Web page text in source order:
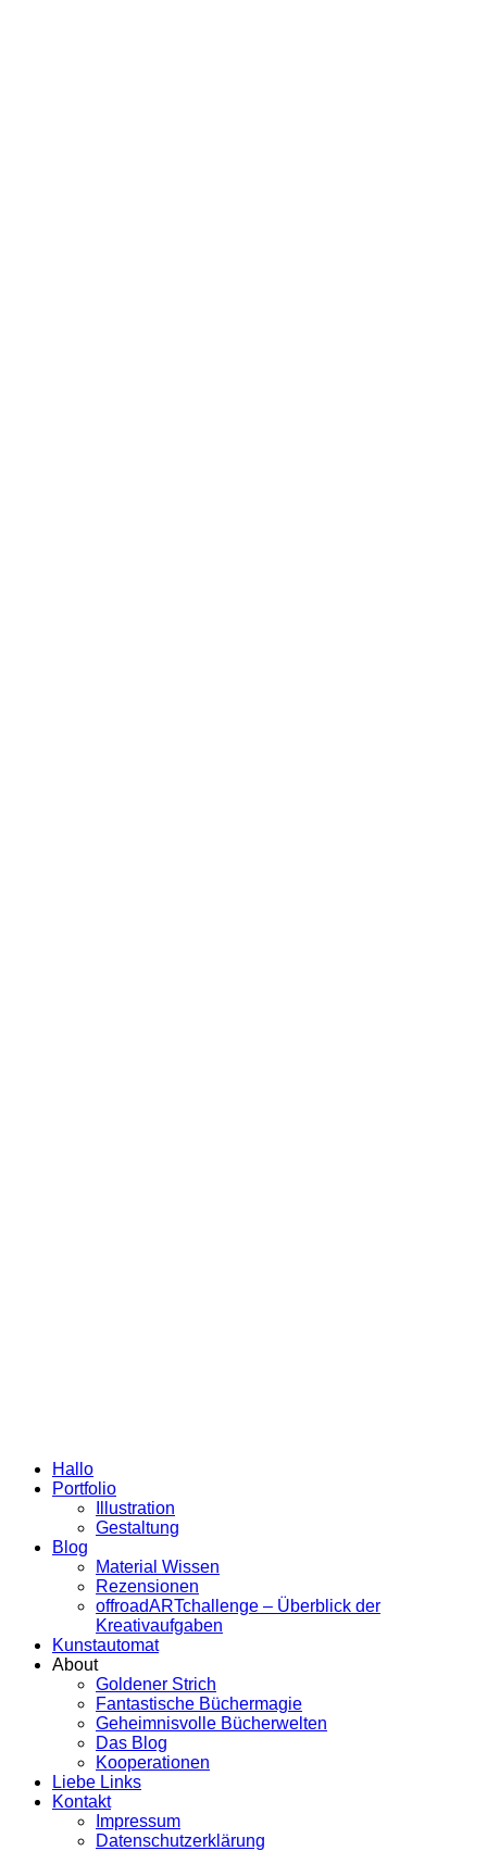
Hallo
Portfolio
Illustration
Gestaltung
Blog
Material Wissen
Rezensionen
offroadARTchallenge – Überblick der
Kreativaufgaben
Kunstautomat
About
Goldener Strich
Fantastische Büchermagie
Geheimnisvolle Bücherwelten
Das Blog
Kooperationen
Liebe Links
Kontakt
Impressum
Datenschutzerklärung